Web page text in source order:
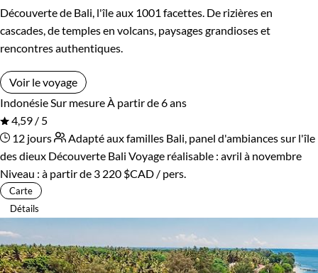
Découverte de Bali, l'île aux 1001 facettes. De rizières en
cascades, de temples en volcans, paysages grandioses et
rencontres authentiques.
Voir le voyage
Indonésie Sur mesure À partir de 6 ans
4,59 / 5
12 jours
Adapté aux familles Bali, panel d'ambiances sur l'île
des dieux Découverte Bali Voyage réalisable : avril à novembre
Niveau : à partir de 3 220 $CAD / pers.
Carte
Détails